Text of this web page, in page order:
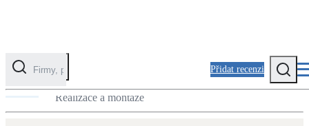
Přidat recenzi
Realizace kotlů na biomasu
Realizace a montáže